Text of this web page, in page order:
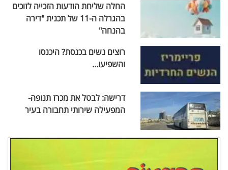
החלה שליחת הודעות הזכייה לזוכים
בהגרלה ה-11 של תכנית "דירה
בהנחה"
רוצים נשים בכנסת? היכנסו
והשפיעו...
דרישה: לבטל את מכרז תנופה-
המפעילה שירותי תחבורה בעיר